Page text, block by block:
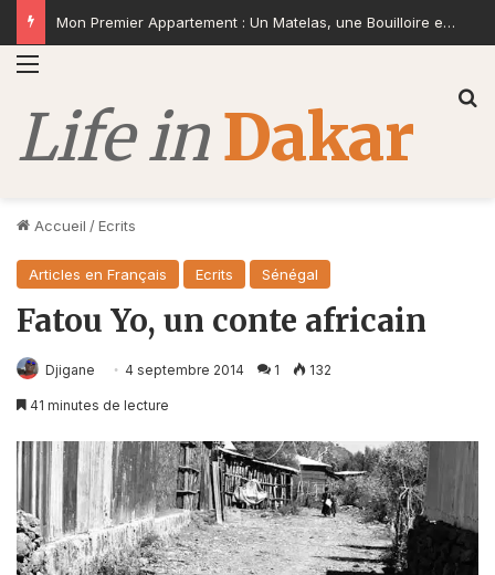
Deux Paraboles pour un Monde Pressé
Menu
Accueil /Ecrits
Articles en Français Ecrits Sénégal
Fatou Yo, un conte africain
Djigane 4 septembre 2014 1 132
41 minutes de lecture